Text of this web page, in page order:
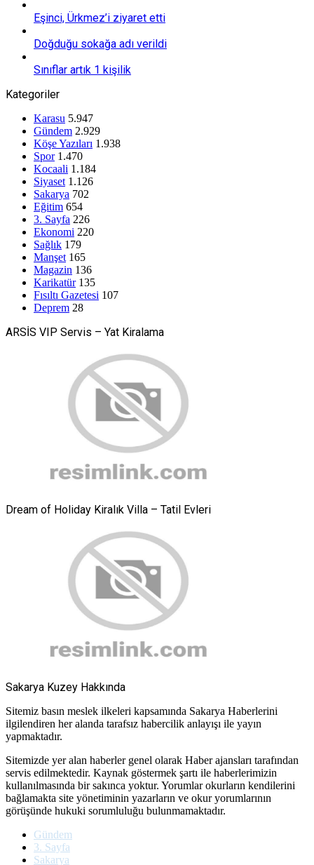
Eşinci, Ürkmez’i ziyaret etti
Doğduğu sokağa adı verildi
Sınıflar artık 1 kişilik
Kategoriler
Karasu 5.947
Gündem 2.929
Köşe Yazıları 1.938
Spor 1.470
Kocaali 1.184
Siyaset 1.126
Sakarya 702
Eğitim 654
3. Sayfa 226
Ekonomi 220
Sağlık 179
Manşet 165
Magazin 136
Karikatür 135
Fısıltı Gazetesi 107
Deprem 28
ARSİS VIP Servis – Yat Kiralama
Dream of Holiday Kiralık Villa – Tatil Evleri
Sakarya Kuzey Hakkında
Sitemiz basın meslek ilkeleri kapsamında Sakarya Haberlerini
ilgilendiren her alanda tarafsız habercilik anlayışı ile yayın
yapmaktadır.
Sitemizde yer alan haberler genel olarak Haber ajansları tarafından
servis edilmektedir. Kaynak göstermek şartı ile haberlerimizin
kullanılmasında bir sakınca yoktur. Yorumlar okurların kendilerini
bağlamakta site yönetiminin yazarların ve okur yorumlarının
görüşünde hukuki sorumluluğu bulunmamaktadır.
Gündem
3. Sayfa
Sakarya